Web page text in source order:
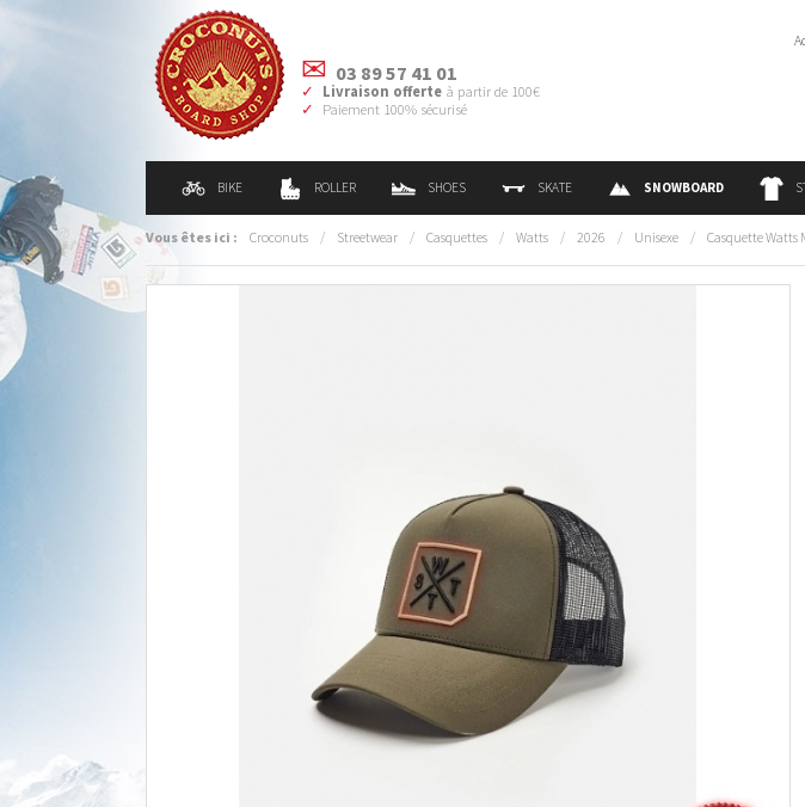
03 89 57 41 01
Livraison offerte à partir de 100€
Paiement 100% sécurisé
BIKE ROLLER SHOES SKATE SNOWBOARD
Vous êtes ici : Croconuts / Streetwear / Casquettes / Watts / 2026 / Unisexe / Casquette Watts